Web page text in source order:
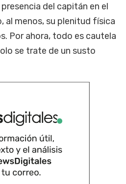
del capitán en el
al menos, su plenitud física
Por ahora, todo es cautela
se trate de un susto